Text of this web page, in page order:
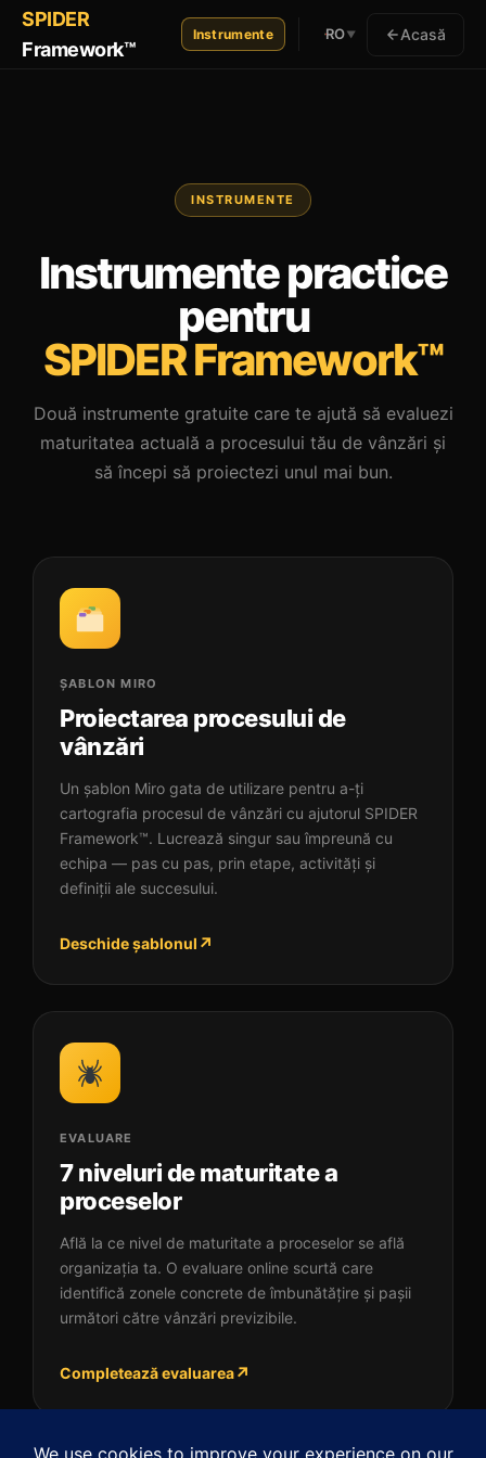
SPIDER
Framework™
Instrumente RO▼ Acasă
INSTRUMENTE
Instrumente practice
pentru
SPIDER Framework™
Două instrumente gratuite care te ajută să evaluezi
maturitatea actuală a procesului tău de vânzări și
să începi să proiectezi unul mai bun.
ȘABLON MIRO
Proiectarea procesului de
vânzări
Un șablon Miro gata de utilizare pentru a-ți
cartografia procesul de vânzări cu ajutorul SPIDER
Framework™. Lucrează singur sau împreună cu
echipa — pas cu pas, prin etape, activități și
definiții ale succesului.
Deschide șablonul ↗
EVALUARE
7 niveluri de maturitate a
proceselor
Află la ce nivel de maturitate a proceselor se află
organizația ta. O evaluare online scurtă care
identifică zonele concrete de îmbunătățire și pașii
următori către vânzări previzibile.
Completează evaluarea↗